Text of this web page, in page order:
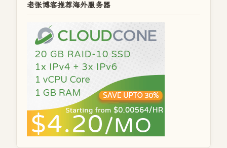
老张博客推荐海外服务器